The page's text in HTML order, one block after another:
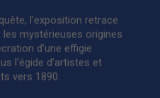
l’exposition retrace
mystérieuses origines
d’une effigie
l’égide d’artistes et
vers 1890.